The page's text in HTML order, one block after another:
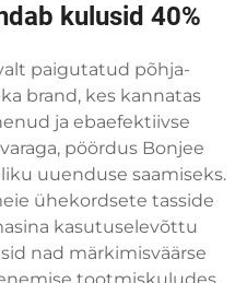
kulusid 40%
paigutatud põhja-
brand, kes kannatas
ja ebaefektiivse
pöördus Bonjee
uuenduse saamiseks.
ühekordsete tasside
kasutuselevõttu
nad märkimisväärse